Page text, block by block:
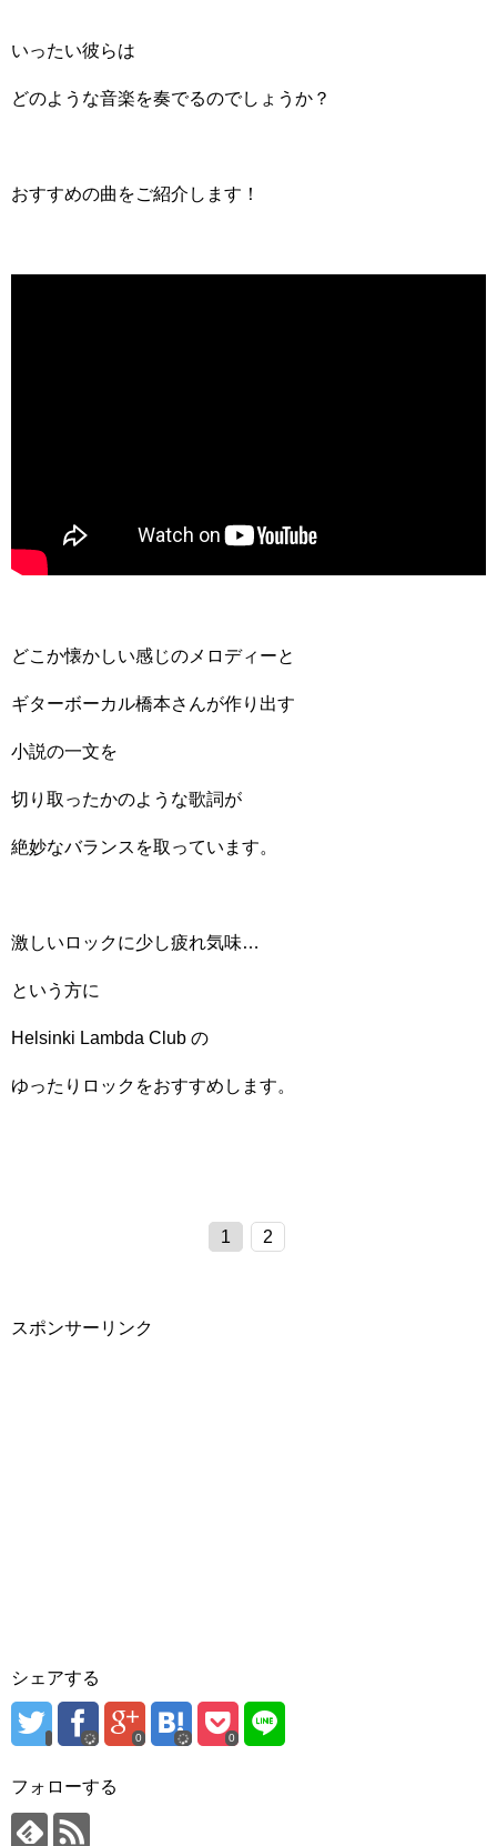
いったい彼らは
どのような音楽を奏でるのでしょうか？
おすすめの曲をご紹介します！
どこか懐かしい感じのメロディーと
ギターボーカル橋本さんが作り出す
小説の一文を
切り取ったかのような歌詞が
絶妙なバランスを取っています。
激しいロックに少し疲れ気味…
という方に
Helsinki Lambda Club の
ゆったりロックをおすすめします。
1 2
スポンサーリンク
シェアする
0 0
フォローする